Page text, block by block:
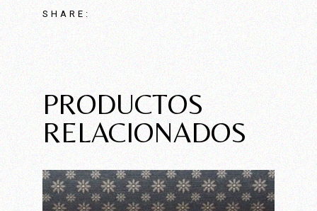
SHARE:
PRODUCTOS
RELACIONADOS